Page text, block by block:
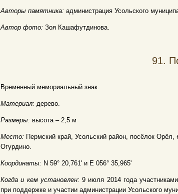
Авторы памятника: администрация Усольского
Автор фото: Зоя Кашафутдинова.
91.
Временный мемориальный знак.
Материал: дерево.
Размеры: высота – 2,5 м
Место: Пермский край, Усольский район, посёлок
Огурдино.
Координаты: N 59° 20,761' и E 056° 35,965'
Когда и кем установлен: 9 июля 2014 года
при поддержке и участии администрации Усольского